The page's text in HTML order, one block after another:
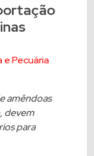
Pecuária
amêndoas
devem
para